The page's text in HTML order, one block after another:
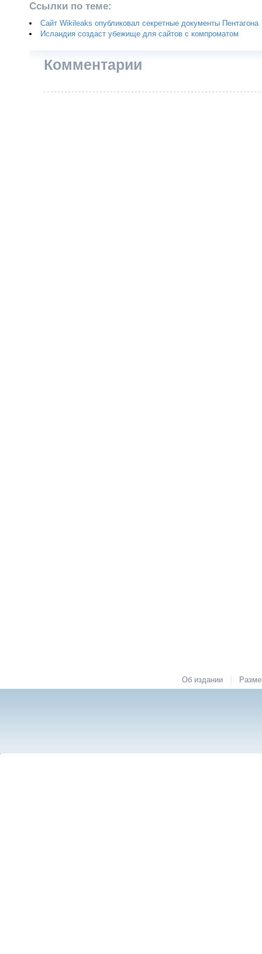
Ссылки по теме:
Сайт Wikileaks опубликовал секретные документы Пентагона
Исландия создаст убежище для сайтов с компроматом
Комментарии
Об издании |